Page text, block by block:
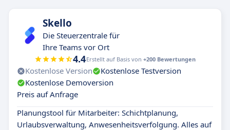
Skello
Die Steuerzentrale für
Ihre Teams vor Ort
4.4Erstellt auf Basis von +200 Bewertungen
Kostenlose Version
Kostenlose Testversion
Kostenlose Demoversion
Preis auf Anfrage
Planungstool für Mitarbeiter: Schichtplanung,
Urlaubsverwaltung, Anwesenheitsverfolgung. Alles auf